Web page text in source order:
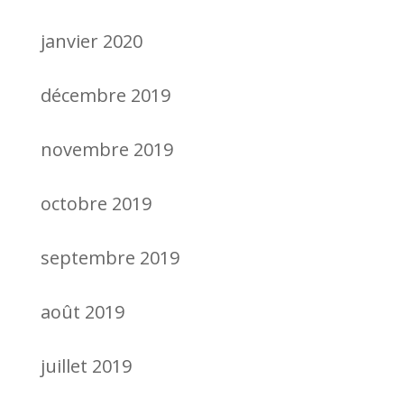
janvier 2020
décembre 2019
novembre 2019
octobre 2019
septembre 2019
août 2019
juillet 2019